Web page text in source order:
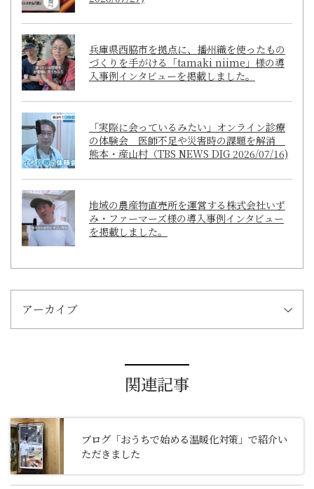
兵庫県西脇市を拠点に、播州織を使ったもの
づくりを手がける「tamaki niime」様の導
入事例インタビューを掲載しました。
「実際に会っているみたい」オンライン診療
の体験会 医師不足や災害時の課題を解消
熊本・産山村（TBS NEWS DIG 2026/07/16)
地域の農産物直売所を運営する株式会社いず
み・ファーマーズ様の導入事例インタビュー
を掲載しました。
アーカイブ
関連記事
ブログ「おうちで始める温暖化対策」で紹介い
ただきました